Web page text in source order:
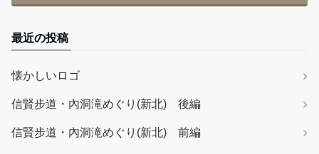
最近の投稿
懐かしいロゴ
信賢步道・內洞滝めぐり(新北) 後編
信賢步道・內洞滝めぐり(新北) 前編